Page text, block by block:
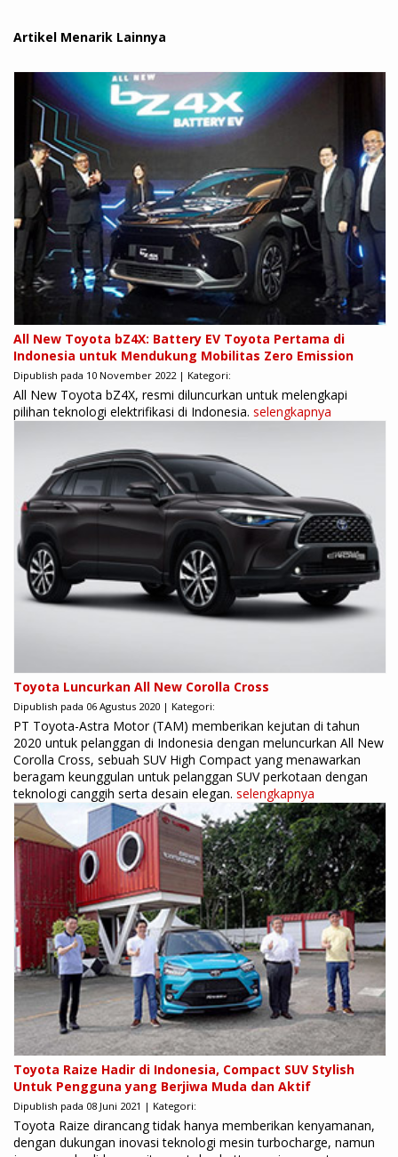
Artikel Menarik Lainnya
All New Toyota bZ4X: Battery EV Toyota Pertama di
Indonesia untuk Mendukung Mobilitas Zero Emission
Dipublish pada 10 November 2022 | Kategori:
All New Toyota bZ4X, resmi diluncurkan untuk melengkapi
pilihan teknologi elektrifikasi di Indonesia. selengkapnya
Toyota Luncurkan All New Corolla Cross
Dipublish pada 06 Agustus 2020 | Kategori:
PT Toyota-Astra Motor (TAM) memberikan kejutan di tahun
2020 untuk pelanggan di Indonesia dengan meluncurkan All New
Corolla Cross, sebuah SUV High Compact yang menawarkan
beragam keunggulan untuk pelanggan SUV perkotaan dengan
teknologi canggih serta desain elegan. selengkapnya
Toyota Raize Hadir di Indonesia, Compact SUV Stylish
Untuk Pengguna yang Berjiwa Muda dan Aktif
Dipublish pada 08 Juni 2021 | Kategori:
Toyota Raize dirancang tidak hanya memberikan kenyamanan,
dengan dukungan inovasi teknologi mesin turbocharge, namun